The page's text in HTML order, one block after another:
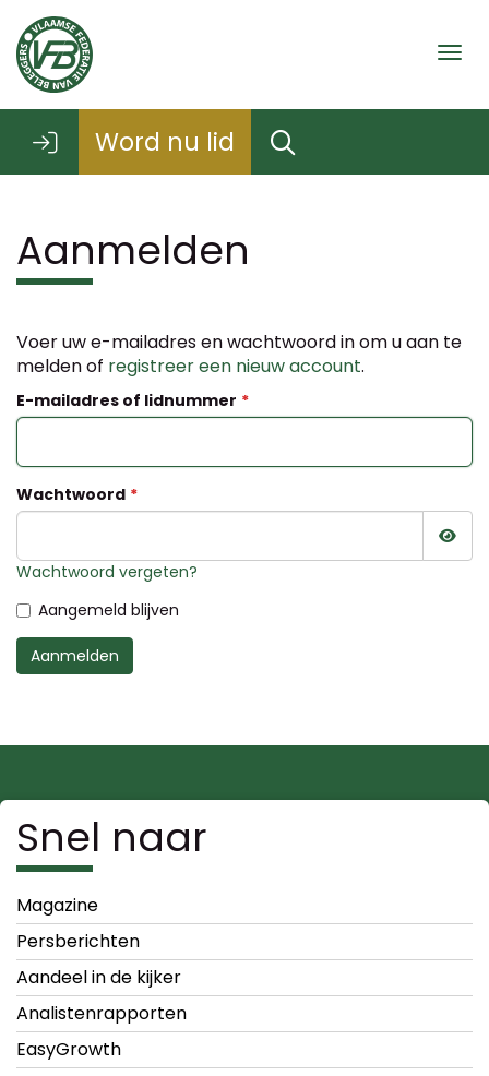
Word nu lid
Aanmelden
Voer uw e-mailadres en wachtwoord in om u aan te
melden of registreer een nieuw account.
E-mailadres of lidnummer
Wachtwoord
Wachtwoord vergeten?
Aangemeld blijven
Aanmelden
Snel naar
Magazine
Persberichten
Aandeel in de kijker
Analistenrapporten
EasyGrowth